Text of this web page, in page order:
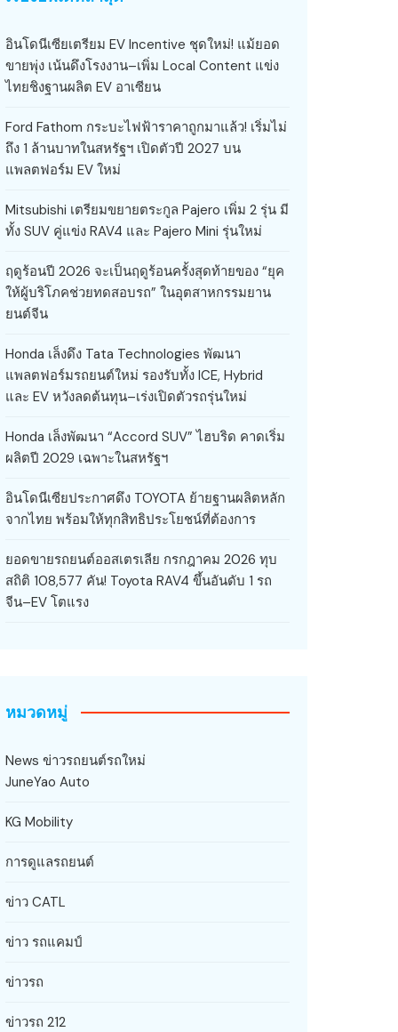
อินโดนีเซียเตรียม EV Incentive ชุดใหม่! แม้ยอด
ขายพุ่ง เน้นดึงโรงงาน–เพิ่ม Local Content แข่ง
ไทยชิงฐานผลิต EV อาเซียน
Ford Fathom กระบะไฟฟ้าราคาถูกมาแล้ว! เริ่มไม่
ถึง 1 ล้านบาทในสหรัฐฯ เปิดตัวปี 2027 บน
แพลตฟอร์ม EV ใหม่
Mitsubishi เตรียมขยายตระกูล Pajero เพิ่ม 2 รุ่น มี
ทั้ง SUV คู่แข่ง RAV4 และ Pajero Mini รุ่นใหม่
ฤดูร้อนปี 2026 จะเป็นฤดูร้อนครั้งสุดท้ายของ “ยุค
ให้ผู้บริโภคช่วยทดสอบรถ” ในอุตสาหกรรมยาน
ยนต์จีน
Honda เล็งดึง Tata Technologies พัฒนา
แพลตฟอร์มรถยนต์ใหม่ รองรับทั้ง ICE, Hybrid
และ EV หวังลดต้นทุน–เร่งเปิดตัวรถรุ่นใหม่
Honda เล็งพัฒนา “Accord SUV” ไฮบริด คาดเริ่ม
ผลิตปี 2029 เฉพาะในสหรัฐฯ
อินโดนีเซียประกาศดึง TOYOTA ย้ายฐานผลิตหลัก
จากไทย พร้อมให้ทุกสิทธิประโยชน์ที่ต้องการ
ยอดขายรถยนต์ออสเตรเลีย กรกฎาคม 2026 ทุบ
สถิติ 108,577 คัน! Toyota RAV4 ขึ้นอันดับ 1 รถ
จีน–EV โตแรง
หมวดหมู่
News ข่าวรถยนต์รถใหม่
JuneYao Auto
KG Mobility
การดูแลรถยนต์
ข่าว CATL
ข่าว รถแคมป์
ข่าวรถ
ข่าวรถ 212